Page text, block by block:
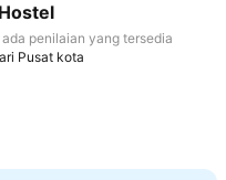
ke favorit
penilaian yang tersedia
Pusat kota